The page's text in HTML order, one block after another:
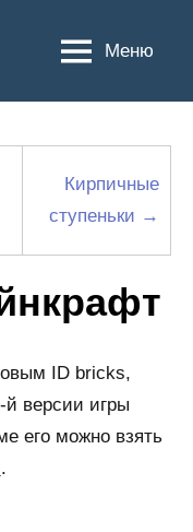
Меню
Кирпичные
ступеньки →
ID bricks,
версии игры
его можно взять
.